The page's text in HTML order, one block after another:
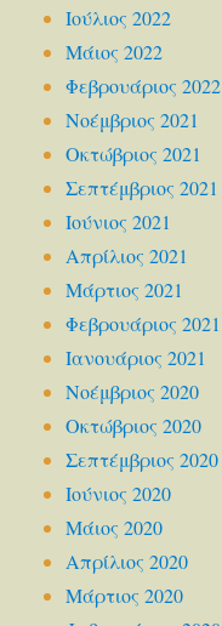
Ιούλιος 2022
Μάιος 2022
Φεβρουάριος 2022
Νοέμβριος 2021
Οκτώβριος 2021
Σεπτέμβριος 2021
Ιούνιος 2021
Απρίλιος 2021
Μάρτιος 2021
Φεβρουάριος 2021
Ιανουάριος 2021
Νοέμβριος 2020
Οκτώβριος 2020
Σεπτέμβριος 2020
Ιούνιος 2020
Μάιος 2020
Απρίλιος 2020
Μάρτιος 2020